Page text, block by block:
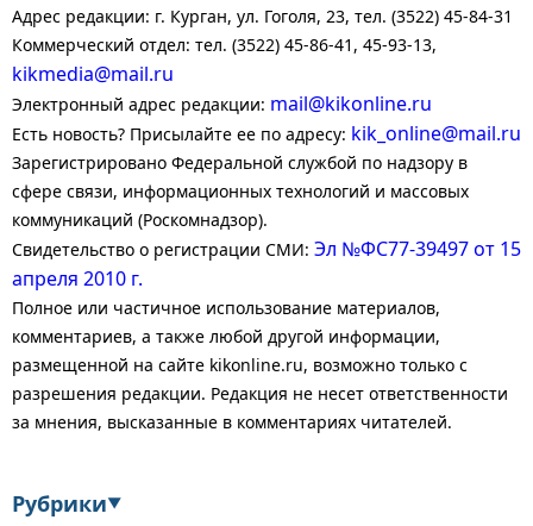
Адрес редакции: г. Курган, ул. Гоголя, 23, тел. (3522) 45-84-31
Коммерческий отдел: тел. (3522) 45-86-41, 45-93-13,
kikmedia@mail.ru
Электронный адрес редакции: mail@kikonline.ru
Есть новость? Присылайте ее по адресу: kik_online@mail.ru
Зарегистрировано Федеральной службой по надзору в
сфере связи, информационных технологий и массовых
коммуникаций (Роскомнадзор).
Свидетельство о регистрации СМИ: Эл №ФС77-39497 от 15
апреля 2010 г.
Полное или частичное использование материалов,
комментариев, а также любой другой информации,
размещенной на сайте kikonline.ru, возможно только с
разрешения редакции. Редакция не несет ответственности
за мнения, высказанные в комментариях читателей.
Рубрики▼